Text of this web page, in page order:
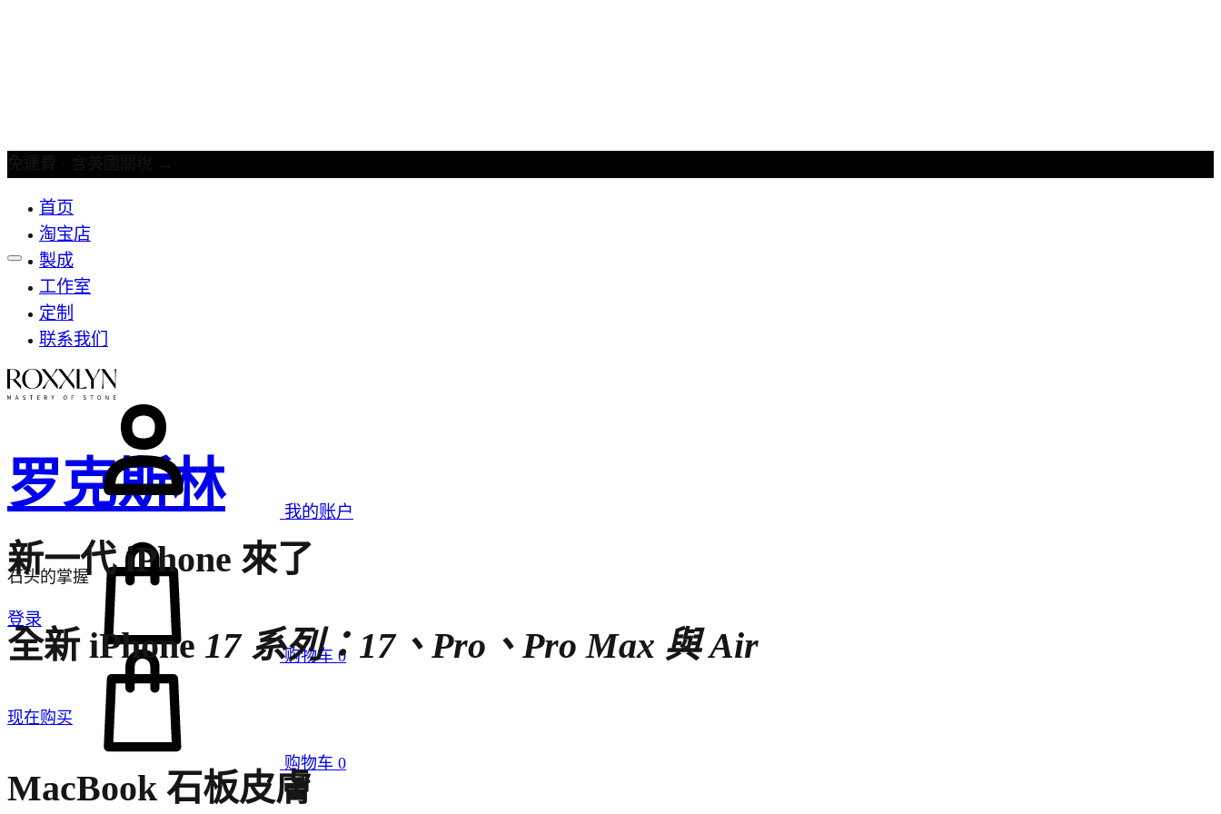
免運費 · 含美國關稅 →
首页
淘宝店
製成
工作室
定制
联系我们
罗克斯林
石头的掌握
登录
购物车 0
我的账户
购物车 0
新一代 iPhone 來了
全新 iPhone 17 系列：17、Pro、Pro Max 與 Air
现在购买
MacBook 石板皮膚